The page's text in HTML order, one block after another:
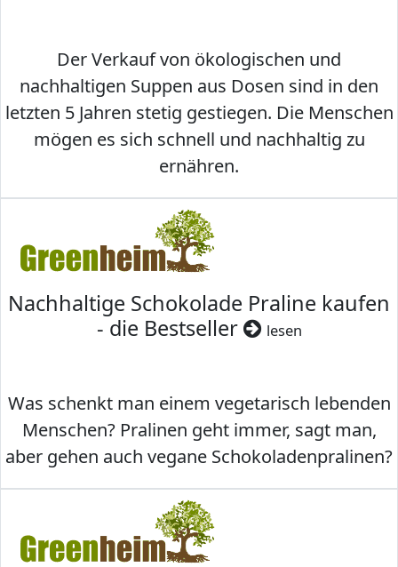
Der Verkauf von ökologischen und
nachhaltigen Suppen aus Dosen sind in den
letzten 5 Jahren stetig gestiegen. Die Menschen
mögen es sich schnell und nachhaltig zu
ernähren.
Nachhaltige Schokolade Praline kaufen
- die Bestseller
lesen
Was schenkt man einem vegetarisch lebenden
Menschen? Pralinen geht immer, sagt man,
aber gehen auch vegane Schokoladenpralinen?